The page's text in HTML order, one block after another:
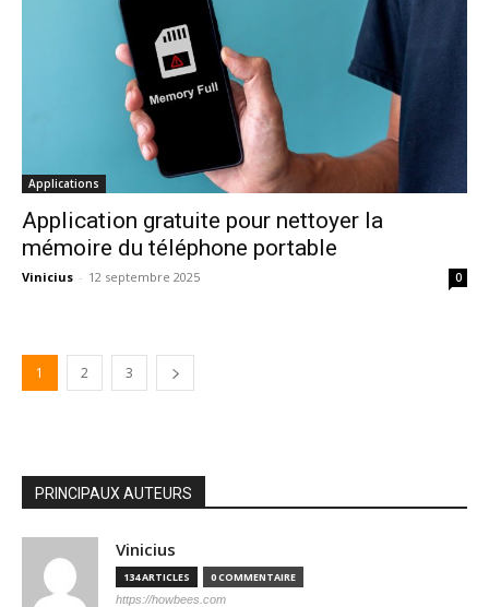
Applications
Application gratuite pour nettoyer la
mémoire du téléphone portable
Vinicius - 12 septembre 2025 0
1 2 3
PRINCIPAUX AUTEURS
Vinicius
134 ARTICLES 0 COMMENTAIRE
https://howbees.com